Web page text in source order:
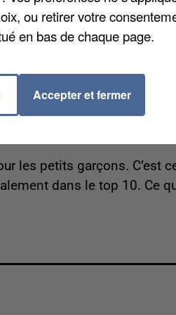
de rénovation pour
éducatif qui vise à rénover
en tout et pourront, en
les petits garçons. C’est
dans le top 10. Ce
ou retirer votre
en bas de chaque page.
Accepter et fermer